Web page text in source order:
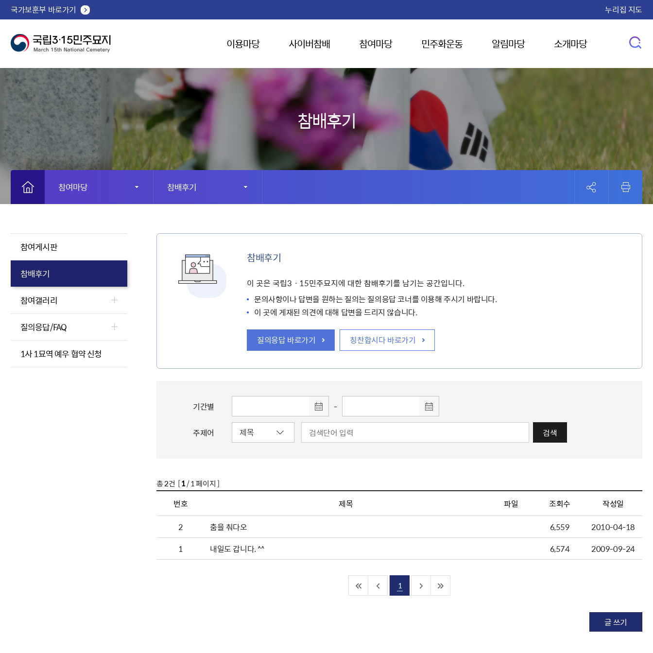
국가보훈부 바로가기 누리집 지도
이용마당 사이버참배 참여마당 민주화운동 알림마당 소개마당
참배후기
참여마당 참배후기
참여게시판
참배후기
참여갤러리
질의응답/FAQ
1사 1묘역 예우 협약 신청
참배후기
이 곳은 국립3ㆍ15민주묘지에 대한 참배후기를 남기는 공간입니다.
문의사항이나 답변을 원하는 질의는 질의응답 코너를 이용해 주시기 바랍니다.
이 곳에 게재된 의견에 대해 답변을 드리지 않습니다.
질의응답 바로가기 칭찬합시다 바로가기
기간별 -
주제어 검색
총2건 [1/ 1 페이지 ]
번호 제목 파일 조회수
작성일
2
춤을 춰다오 6,559
2010-04-18
1
내일도 갑니다. ^^ 6,574 2009-09-24
1
글 쓰기